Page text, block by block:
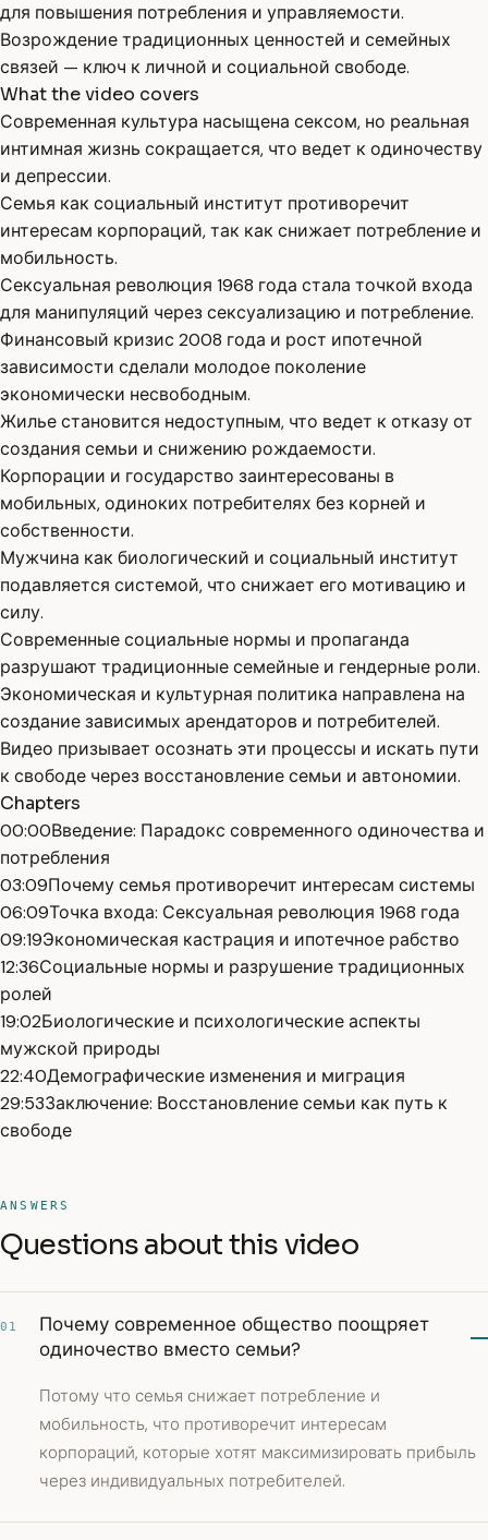
для повышения потребления и управляемости.
Возрождение традиционных ценностей и семейных
связей — ключ к личной и социальной свободе.
What the video covers
Современная культура насыщена сексом, но реальная
интимная жизнь сокращается, что ведет к одиночеству
и депрессии.
Семья как социальный институт противоречит
интересам корпораций, так как снижает потребление и
мобильность.
Сексуальная революция 1968 года стала точкой входа
для манипуляций через сексуализацию и потребление.
Финансовый кризис 2008 года и рост ипотечной
зависимости сделали молодое поколение
экономически несвободным.
Жилье становится недоступным, что ведет к отказу от
создания семьи и снижению рождаемости.
Корпорации и государство заинтересованы в
мобильных, одиноких потребителях без корней и
собственности.
Мужчина как биологический и социальный институт
подавляется системой, что снижает его мотивацию и
силу.
Современные социальные нормы и пропаганда
разрушают традиционные семейные и гендерные роли.
Экономическая и культурная политика направлена на
создание зависимых арендаторов и потребителей.
Видео призывает осознать эти процессы и искать пути
к свободе через восстановление семьи и автономии.
Chapters
00:00Введение: Парадокс современного одиночества и
потребления
03:09Почему семья противоречит интересам системы
06:09Точка входа: Сексуальная революция 1968 года
09:19Экономическая кастрация и ипотечное рабство
12:36Социальные нормы и разрушение традиционных
ролей
19:02Биологические и психологические аспекты
мужской природы
22:40Демографические изменения и миграция
29:53Заключение: Восстановление семьи как путь к
свободе
ANSWERS
Questions about this video
01
Почему современное общество поощряет
одиночество вместо семьи?
Потому что семья снижает потребление и
мобильность, что противоречит интересам
корпораций, которые хотят максимизировать прибыль
через индивидуальных потребителей.